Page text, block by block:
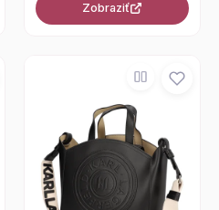
Zobraziť